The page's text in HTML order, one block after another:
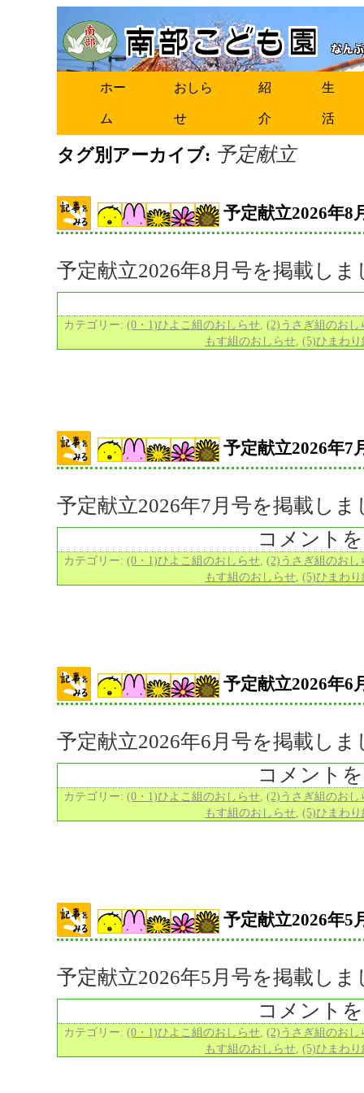
ホー
ム
おしら
せ
紹
介
生
活
タグ別アーカイブ: 予定献立
予定献立2026年8
予定献立2026年8月号を掲載しま
カテゴリー: (0・1)ひよこ組のおしらせ (2)うさぎ組のおし
もす組のおしらせ (5)ひまわ
予定献立2026年7
予定献立2026年7月号を掲載しま
コメント
カテゴリー: (0・1)ひよこ組のおしらせ (2)うさぎ組のおし
もす組のおしらせ (5)ひまわ
予定献立2026年6
予定献立2026年6月号を掲載しま
コメント
カテゴリー: (0・1)ひよこ組のおしらせ (2)うさぎ組のおし
もす組のおしらせ (5)ひまわ
予定献立2026年5
予定献立2026年5月号を掲載しま
コメント
カテゴリー: (0・1)ひよこ組のおしらせ (2)うさぎ組のおし
もす組のおしらせ (5)ひまわ